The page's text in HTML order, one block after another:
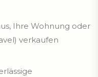
Ihre Wohnung oder
verkaufen